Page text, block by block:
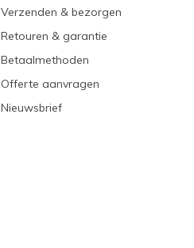
Verzenden & bezorgen
Retouren & garantie
Betaalmethoden
Offerte aanvragen
Nieuwsbrief